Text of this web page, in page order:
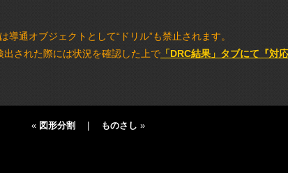
導通オブジェクトとして“ドリル”も禁止されます。
された際には状況を確認した上で 「DRC結果」タブにて『対
« 図形分割 ものさし »